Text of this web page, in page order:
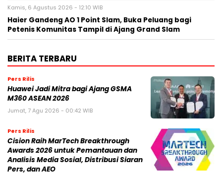
Kamis, 6 Agustus 2026 - 12:10 WIB
Haier Gandeng AO 1 Point Slam, Buka Peluang bagi
Petenis Komunitas Tampil di Ajang Grand Slam
BERITA TERBARU
Pers Rilis
Huawei Jadi Mitra bagi Ajang GSMA
M360 ASEAN 2026
Jumat, 7 Agu 2026 - 00:42 WIB
Pers Rilis
Cision Raih MarTech Breakthrough
Awards 2026 untuk Pemantauan dan
Analisis Media Sosial, Distribusi Siaran
Pers, dan AEO